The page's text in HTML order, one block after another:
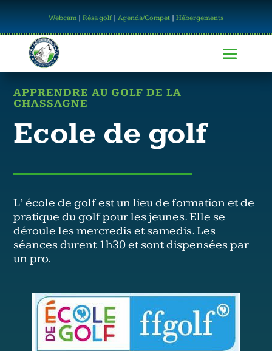
Webcam| Résa golf| Agenda/Compet| Hébergements
APPRENDRE AU GOLF DE LA
CHASSAGNE
Ecole de golf
L’ école de golf est un lieu de formation et de
pratique du golf pour les jeunes. Elle se
déroule les mercredis et samedis. Les
séances durent 1h30 et sont dispensées par
un pro.